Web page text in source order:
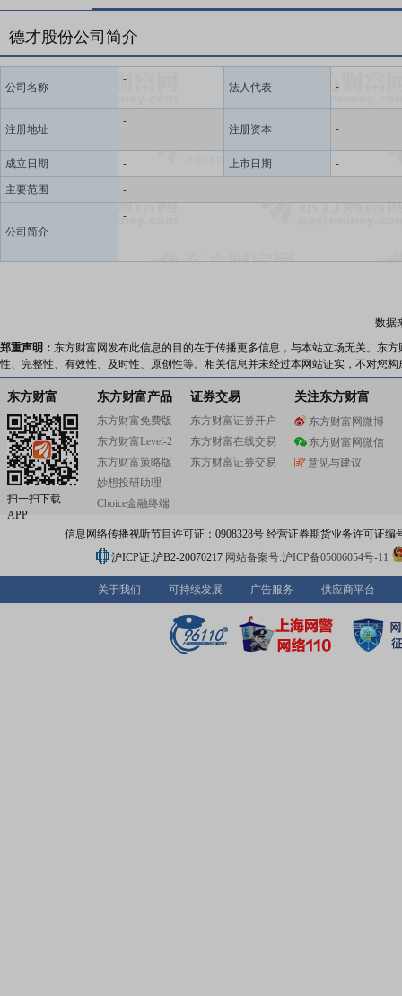
德才股份公司简介
公司名称
-
法人代表 -
注册地址
-
注册资本 -
成立日期 - 上市日期 -
主要范围 -
公司简介
-
数据
郑重声明： 东方财富网发布此信息的目的在于传播更多信息，与本站立场无关。东
性、完整性、有效性、及时性、原创性等。相关信息并未经过本网站证实，不对您
东方财富
扫一扫下载
APP
东方财富产品
东方财富免费版
东方财富Level-2
东方财富策略版
妙想投研助理
Choice金融终端
证券交易
东方财富证券开户
东方财富在线交易
东方财富证券交易
关注东方财富
东方财富网微博
东方财富网微信
意见与建议
信息网络传播视听节目许可证：0908328号 经营证券期货业务许可证编
沪ICP证:沪B2-20070217 网站备案号:沪ICP备05006054号-11
关于我们 可持续发展 广告服务 供应商平台